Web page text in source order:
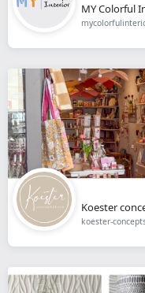
MY Colorful
Koester
koester-